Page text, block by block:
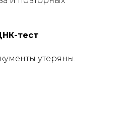
тест
утеряны.